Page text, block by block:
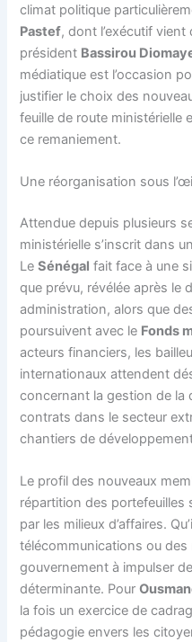
climat politique
Pastef, dont l’exécutif vient
président Bassirou
médiatique est l’occasion
justifier le choix des
feuille de route ministérielle
ce remaniement.
Une réorganisation sous
Attendue depuis plusieurs
ministérielle s’inscrit dans
LeSénégal fait face à une
que prévu, révélée après le
administration, alors que
poursuivent avec le Fonds
acteurs financiers, les
internationaux attendent
concernant la gestion de la
contrats dans le secteur
chantiers de
Le profil des nouveaux
répartition des
par les milieux d’affaires.
télécommunications ou
gouvernement à impulser
déterminante. Pour
la fois un exercice de
pédagogie envers les